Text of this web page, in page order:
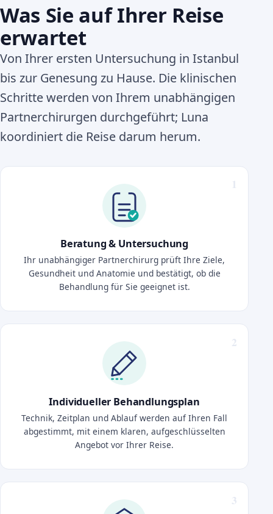
Was Sie auf Ihrer Reise
erwartet
Von Ihrer ersten Untersuchung in Istanbul
bis zur Genesung zu Hause. Die klinischen
Schritte werden von Ihrem unabhängigen
Partnerchirurgen durchgeführt; Luna
koordiniert die Reise darum herum.
Beratung & Untersuchung
Ihr unabhängiger Partnerchirurg prüft Ihre Ziele,
Gesundheit und Anatomie und bestätigt, ob die
Behandlung für Sie geeignet ist.
Individueller Behandlungsplan
Technik, Zeitplan und Ablauf werden auf Ihren Fall
abgestimmt, mit einem klaren, aufgeschlüsselten
Angebot vor Ihrer Reise.